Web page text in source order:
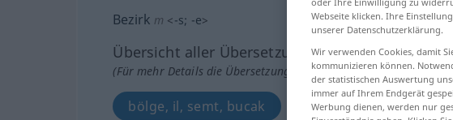
Bezirk m <-s; -e>
Übersicht aller Übersetzungen
(Für mehr Details die Übersetzung anklicken/antippen)
bölge, il, semt, bucak
Webseite klicken. Ihre
unserer Datenschutzerklärung.
Wir verwenden Cookies, damit
kommunizieren können.
der statistischen Auswertung
immer auf Ihrem Endgerät
Werbung dienen, werden nur